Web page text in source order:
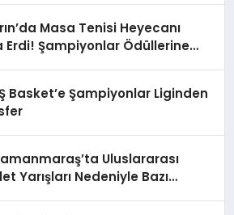
Masa Tenisi Heyecanı
Erdi! Şampiyonlar Ödüllerine
Basket’e Şampiyonlar Liginden
Uluslararası
Yarışları Nedeniyle Bazı